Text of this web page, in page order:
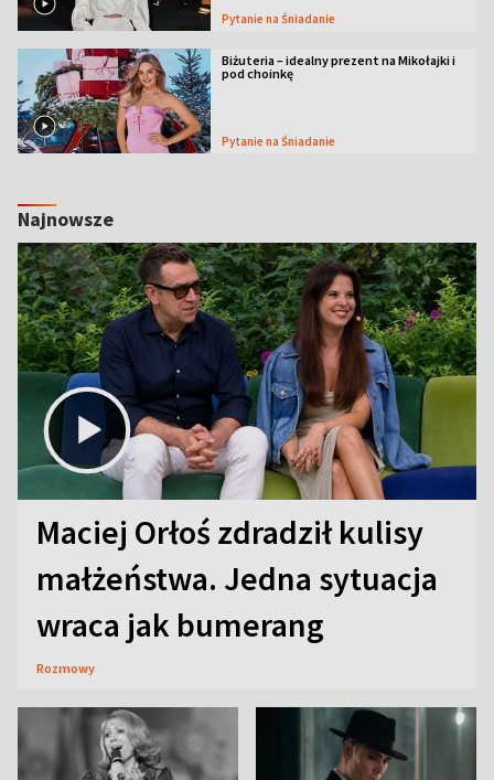
Pytanie na Śniadanie
Biżuteria – idealny prezent na Mikołajki i
pod choinkę
Pytanie na Śniadanie
Najnowsze
Maciej Orłoś zdradził kulisy
małżeństwa. Jedna sytuacja
wraca jak bumerang
Rozmowy